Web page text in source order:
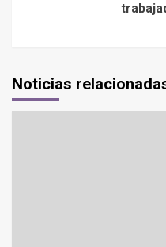
Noticias